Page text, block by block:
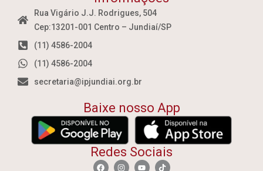
Rua Vigário J.J. Rodrigues, 504
Cep:13201-001 Centro – Jundiaí/SP
(11) 4586-2004
(11) 4586-2004
secretaria@ipjundiai.org.br
Baixe nosso App
Redes Sociais